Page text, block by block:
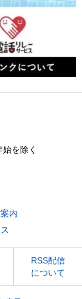
を除く
内
RSS配信
について